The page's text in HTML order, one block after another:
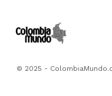
© 2025 -